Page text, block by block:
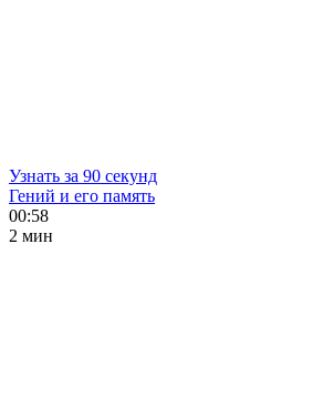
Узнать за 90 секунд
Гений и его память
00:58
2 мин